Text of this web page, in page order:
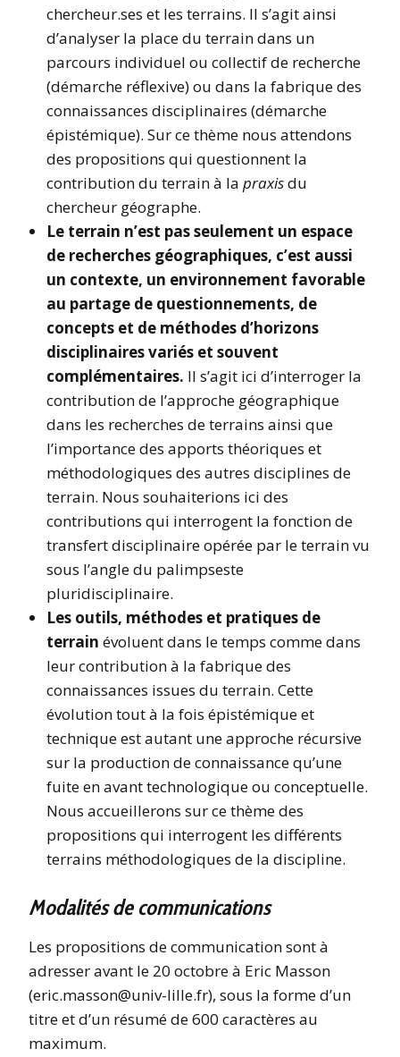
chercheur.ses et les terrains. Il s’agit ainsi
d’analyser la place du terrain dans un
parcours individuel ou collectif de recherche
(démarche réflexive) ou dans la fabrique des
connaissances disciplinaires (démarche
épistémique). Sur ce thème nous attendons
des propositions qui questionnent la
contribution du terrain à la praxisdu
chercheur géographe.
Le terrain n’est pas seulement un espace
de recherches géographiques, c’est aussi
un contexte, un environnement favorable
au partage de questionnements, de
concepts et de méthodes d’horizons
disciplinaires variés et souvent
complémentaires. Il s’agit ici d’interroger la
contribution de l’approche géographique
dans les recherches de terrains ainsi que
l’importance des apports théoriques et
méthodologiques des autres disciplines de
terrain. Nous souhaiterions ici des
contributions qui interrogent la fonction de
transfert disciplinaire opérée par le terrain vu
sous l’angle du palimpseste
pluridisciplinaire.
Les outils, méthodes et pratiques de
terrain évoluent dans le temps comme dans
leur contribution à la fabrique des
connaissances issues du terrain. Cette
évolution tout à la fois épistémique et
technique est autant une approche récursive
sur la production de connaissance qu’une
fuite en avant technologique ou conceptuelle.
Nous accueillerons sur ce thème des
propositions qui interrogent les différents
terrains méthodologiques de la discipline.
Modalités de communications
Les propositions de communication sont à
adresser avant le 20 octobre à Eric Masson
(eric.masson@univ-lille.fr), sous la forme d’un
titre et d’un résumé de 600 caractères au
maximum.